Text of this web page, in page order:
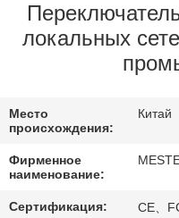
ПРОВЕРКА
КАЧЕСТВА
СВЯЖИТЕСЬ
МЫ
НОВОСТИ
локальных
Место
происхождения:
Китай
Фирменное
наименование:
Сертификация: CE、